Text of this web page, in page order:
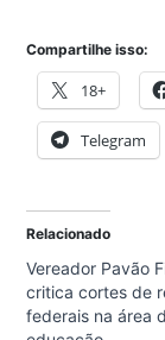
Compartilhe isso:
18+
Telegram
Relacionado
Vereador Pavão
critica cortes de
federais na área